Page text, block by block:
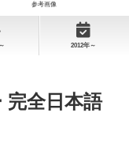
参考画像
2012年～
完全日本語